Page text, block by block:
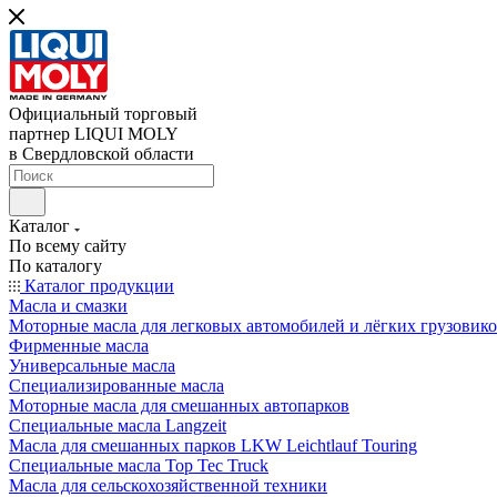
Официальный торговый
партнер LIQUI MOLY
в Свердловской области
Каталог
По всему сайту
По каталогу
Каталог продукции
Масла и смазки
Моторные масла для легковых автомобилей и лёгких
Фирменные масла
Универсальные масла
Специализированные масла
Моторные масла для смешанных автопарков
Специальные масла Langzeit
Масла для смешанных парков LKW Leichtlauf Touring
Специальные масла Top Tec Truck
Масла для сельскохозяйственной техники